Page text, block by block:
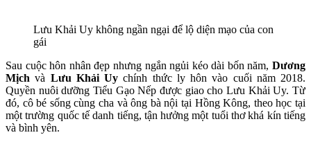
Lưu Khải Uy không ngần ngại để lộ diện mạo của con
gái
Sau cuộc hôn nhân đẹp nhưng ngắn ngủi kéo dài bốn năm, Dương
Mịch và Lưu Khải Uychính thức ly hôn vào cuối năm 2018.
Quyền nuôi dưỡng Tiểu Gạo Nếp được giao cho Lưu Khải Uy. Từ
đó, cô bé sống cùng cha và ông bà nội tại Hồng Kông, theo học tại
một trường quốc tế danh tiếng, tận hưởng một tuổi thơ khá kín tiếng
và bình yên.